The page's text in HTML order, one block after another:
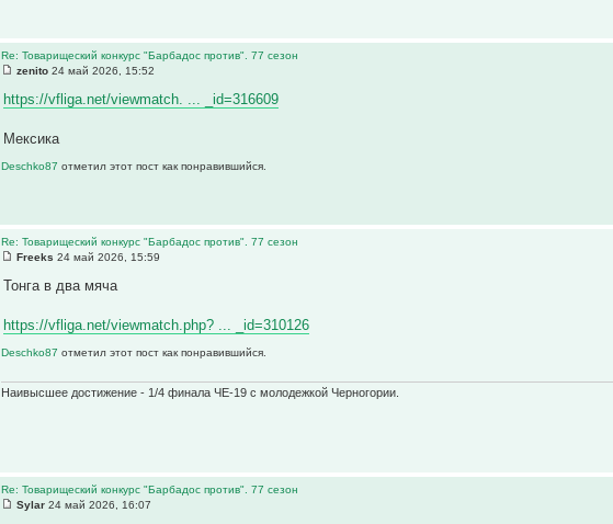
Re: Товарищеский конкурс "Барбадос против". 77 сезон
zenito 24 май 2026, 15:52
https://vfliga.net/viewmatch. ... _id=316609
Мексика
Deschko87отметил этот пост как понравившийся.
Re: Товарищеский конкурс "Барбадос против". 77 сезон
Freeks 24 май 2026, 15:59
Тонга в два мяча
https://vfliga.net/viewmatch.php? ... _id=310126
Deschko87отметил этот пост как понравившийся.
Наивысшее достижение - 1/4 финала ЧЕ-19 с молодежкой Черногории.
Re: Товарищеский конкурс "Барбадос против". 77 сезон
Sylar 24 май 2026, 16:07